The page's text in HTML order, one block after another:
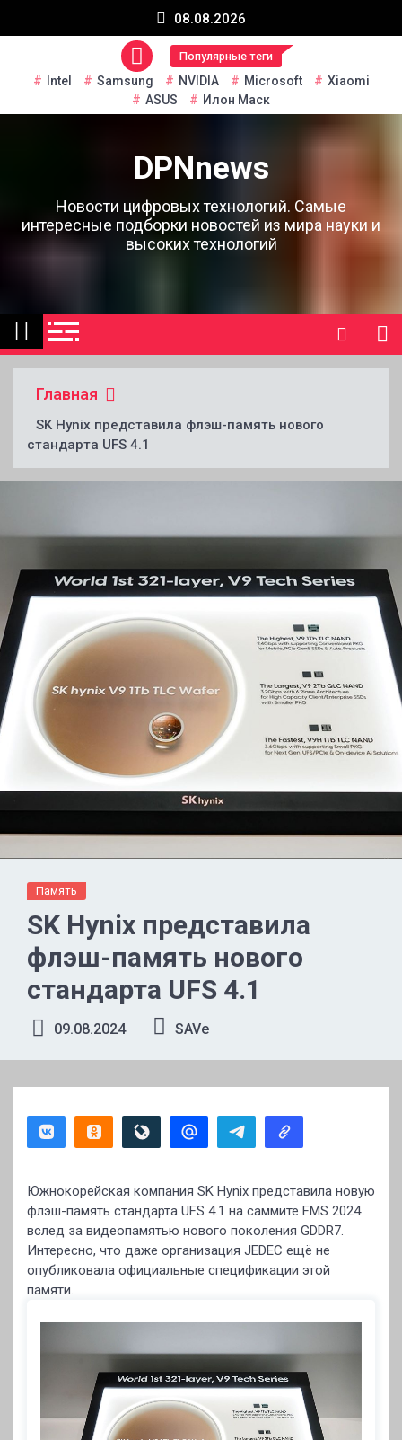
08.08.2026
Популярные теги
Intel Samsung NVIDIA Microsoft
Xiaomi
ASUS
Илон Маск
DPNnews
Новости цифровых технологий. Самые
интересные подборки новостей из мира науки и
высоких технологий
Главная
SK Hynix представила флэш-память нового
стандарта UFS 4.1
Память
SK Hynix представила
флэш-память нового
стандарта UFS 4.1
09.08.2024 SAVe
Южнокорейская компания SK Hynix представила новую
флэш-память стандарта UFS 4.1 на саммите FMS 2024
вслед за видеопамятью нового поколения GDDR7.
Интересно, что даже организация JEDEC ещё не
опубликовала официальные спецификации этой
памяти.